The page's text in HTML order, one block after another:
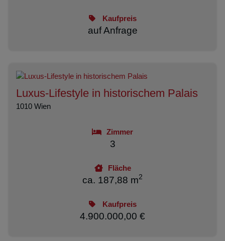
Kaufpreis
auf Anfrage
Luxus-Lifestyle in historischem Palais
1010 Wien
Zimmer
3
Fläche
ca. 187,88 m2
Kaufpreis
4.900.000,00 €